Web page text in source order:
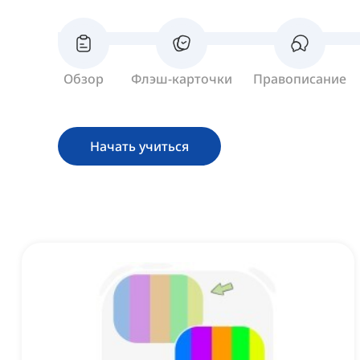
Обзор Флэш-карточки Правописание
Начать учиться